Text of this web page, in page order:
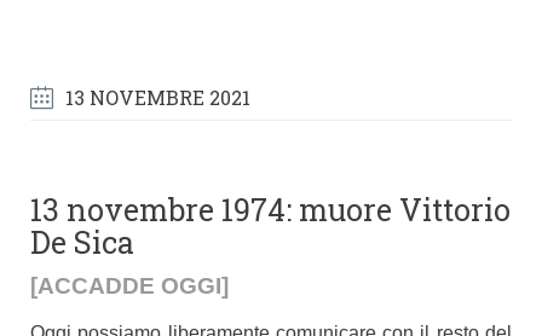
13 NOVEMBRE 2021
13 novembre 1974: muore Vittorio
De Sica
[ACCADDE OGGI]